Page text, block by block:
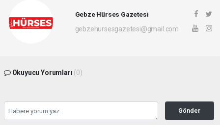
Gebze Hürses Gazetesi
gebzehursesgazetesi@gmail.com
Okuyucu Yorumları (0)
Gönder